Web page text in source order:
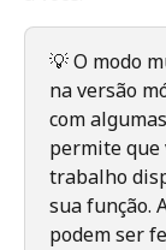
💡 O modo
na versão
com
permite que
trabalho
sua função.
podem ser